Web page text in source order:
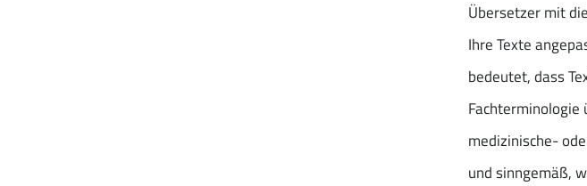
Übersetzer mit
Ihre Texte
bedeutet, dass
medizinische-
und sinngemäß,